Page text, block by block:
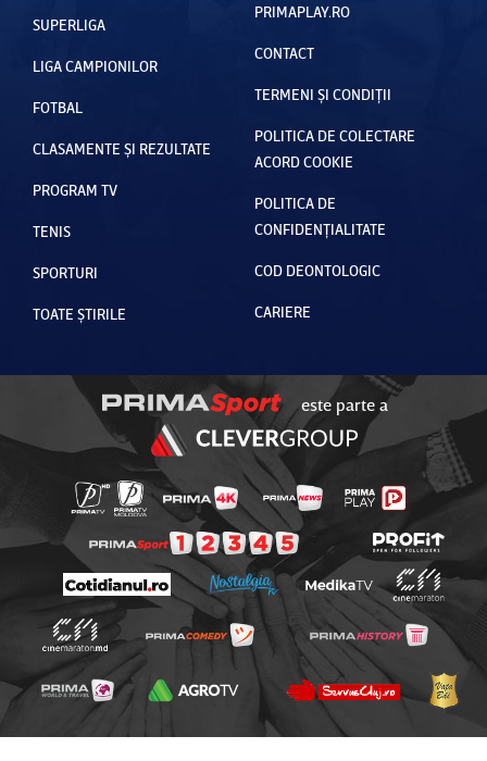
SUPERLIGA
LIGA CAMPIONILOR
FOTBAL
CLASAMENTE ȘI REZULTATE
PROGRAM TV
TENIS
SPORTURI
TOATE ȘTIRILE
PRIMAPLAY.RO
CONTACT
TERMENI ȘI CONDIȚII
POLITICA DE COLECTARE
ACORD COOKIE
POLITICA DE
CONFIDENȚIALITATE
COD DEONTOLOGIC
CARIERE
este parte a